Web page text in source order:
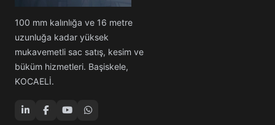
100 mm kalınlığa ve 16 metre
uzunluğa kadar yüksek
mukavemetli sac satış, kesim ve
büküm hizmetleri. Başiskele,
KOCAELİ.